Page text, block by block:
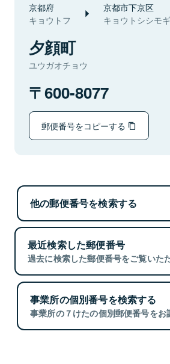
京都府
キョウトフ
京都市下京区
キョウトシシモ
夕顔町
ユウガオチョウ
600-8077
郵便番号をコピーする
他の郵便番号を検索する
最近検索した郵便番号
過去に検索した郵便番号をご覧いた
事業所の個別番号を検索する
事業所の７けたの個別郵便番号をお